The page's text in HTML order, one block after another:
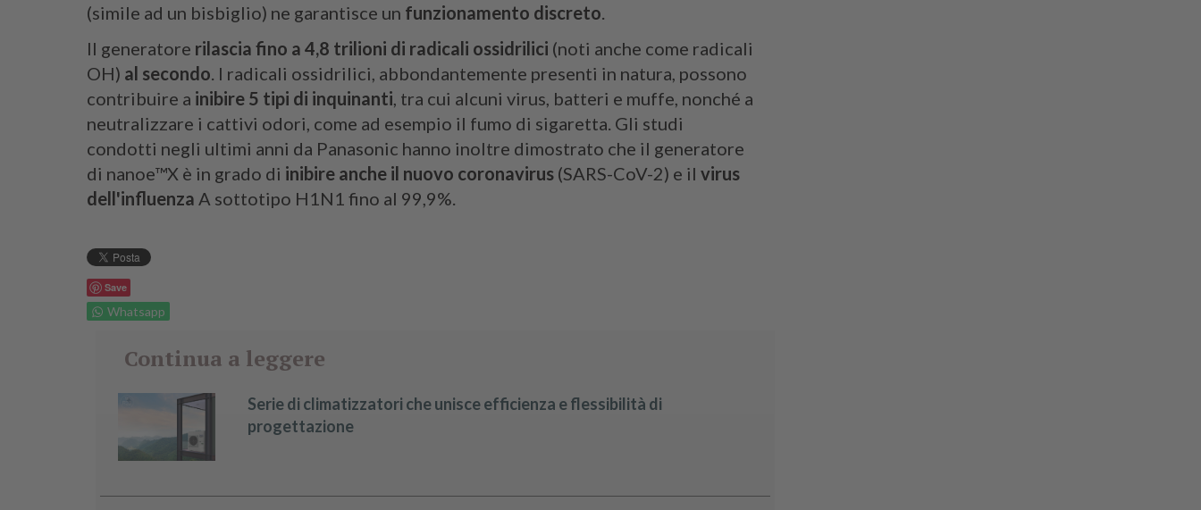
(simile ad un bisbiglio) ne garantisce un funzionamento discreto
Il generatore rilascia fino a 4,8 trilioni di radicali ossidrilici (noti anche come radicali
OH) al secondo . I radicali ossidrilici, abbondantemente presenti in natura, possono
contribuire a inibire 5 tipi di inquinanti , tra cui alcuni virus, batteri e muffe, nonché a
neutralizzare i cattivi odori, come ad esempio il fumo di sigaretta. Gli studi
condotti negli ultimi anni da Panasonic hanno inoltre dimostrato che il generatore
di nanoe™X è in grado di inibire anche il nuovo coronavirus (SARS-CoV-2) e il virus
dell'influenza A sottotipo H1N1 fino al 99,9%.
Save
Whatsapp
Continua a leggere
Serie di climatizzatori che unisce efficienza e flessibilità di
progettazione